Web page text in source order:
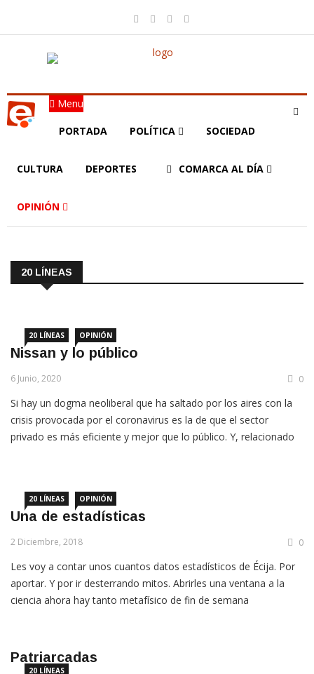
Menu
PORTADA POLÍTICA SOCIEDAD
CULTURA DEPORTES COMARCA AL DÍA
OPINIÓN
20 LÍNEAS
20 LÍNEAS OPINIÓN
Nissan y lo público
6 Junio, 2020 0
Si hay un dogma neoliberal que ha saltado por los aires con la
crisis provocada por el coronavirus es la de que el sector
privado es más eficiente y mejor que lo público. Y, relacionado
20 LÍNEAS OPINIÓN
Una de estadísticas
2 Diciembre, 2018 0
Les voy a contar unos cuantos datos estadísticos de Écija. Por
aportar. Y por ir desterrando mitos. Abrirles una ventana a la
ciencia ahora hay tanto metafísico de fin de semana
Andalucía, del pasado […]
20 LÍNEAS
Patriarcadas